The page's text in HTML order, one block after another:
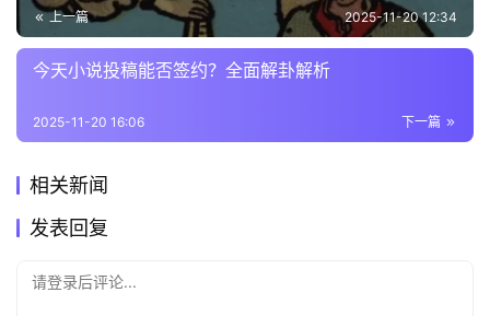
上一篇 2025-11-20 12:34
今天小说投稿能否签约？全面解卦解析
下一篇
2025-11-20 16:06
相关新闻
发表回复
请登录后评论...